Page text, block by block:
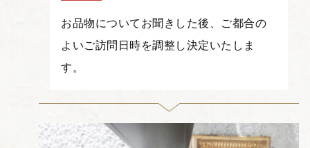
お品物についてお聞きした後、ご都合の
よいご訪問日時を調整し決定いたしま
す。